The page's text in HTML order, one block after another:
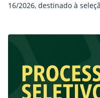
16/2026, destinado à
recurso por meio do
próprio sistema de